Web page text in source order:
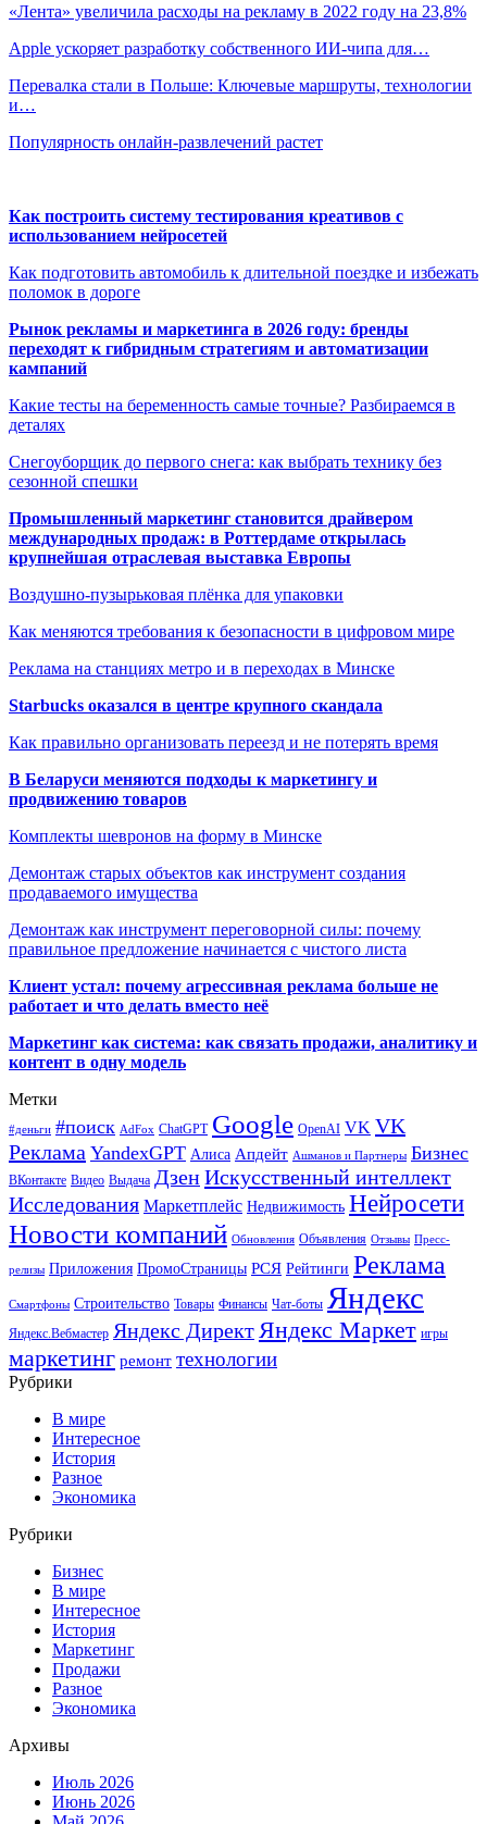
«Лента» увеличила расходы на рекламу в 2022 году на 23,8%
Apple ускоряет разработку собственного ИИ-чипа для…
Перевалка стали в Польше: Ключевые маршруты, технологии
и…
Популярность онлайн-развлечений растет
Как построить систему тестирования креативов с
использованием нейросетей
Как подготовить автомобиль к длительной поездке и избежать
поломок в дороге
Рынок рекламы и маркетинга в 2026 году: бренды
переходят к гибридным стратегиям и автоматизации
кампаний
Какие тесты на беременность самые точные? Разбираемся в
деталях
Снегоуборщик до первого снега: как выбрать технику без
сезонной спешки
Промышленный маркетинг становится драйвером
международных продаж: в Роттердаме открылась
крупнейшая отраслевая выставка Европы
Воздушно-пузырьковая плёнка для упаковки
Как меняются требования к безопасности в цифровом мире
Реклама на станциях метро и в переходах в Минске
Starbucks оказался в центре крупного скандала
Как правильно организовать переезд и не потерять время
В Беларуси меняются подходы к маркетингу и
продвижению товаров
Комплекты шевронов на форму в Минске
Демонтаж старых объектов как инструмент создания
продаваемого имущества
Демонтаж как инструмент переговорной силы: почему
правильное предложение начинается с чистого листа
Клиент устал: почему агрессивная реклама больше не
работает и что делать вместо неё
Маркетинг как система: как связать продажи, аналитику и
контент в одну модель
Метки
#деньги #поиск AdFox ChatGPT Google OpenAI VK VK
Реклама YandexGPT Алиса Апдейт Ашманов и Партнеры Бизнес
ВКонтакте Видео Выдача ДзенИскусственный интеллект
Исследования Маркетплейс Недвижимость Нейросети
Новости компаний Обновления Объявления Отзывы Пресс-
релизы Приложения ПромоСтраницы РСЯ Рейтинги Реклама
Смартфоны Строительство Товары Финансы Чат-боты Яндекс
Яндекс.Вебмастер Яндекс Директ Яндекс Маркет игры
маркетинг ремонт технологии
Рубрики
В мире
Интересное
История
Разное
Экономика
Рубрики
Бизнес
В мире
Интересное
История
Маркетинг
Продажи
Разное
Экономика
Архивы
Июль 2026
Июнь 2026